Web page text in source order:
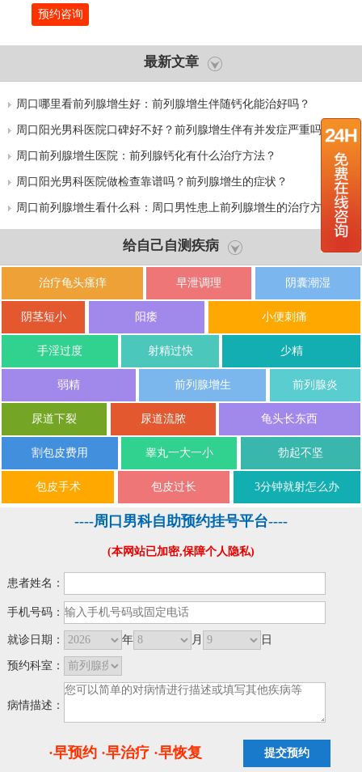
预约咨询
最新文章
周口哪里看前列腺增生好：前列腺增生伴随钙化能治好吗？
周口阳光男科医院口碑好不好？前列腺增生伴有并发症严重吗？
周口前列腺增生医院：前列腺钙化有什么治疗方法？
周口阳光男科医院做检查靠谱吗？前列腺增生的症状？
周口前列腺增生看什么科：周口男性患上前列腺增生的治疗方式有
给自己自测疾病
治疗龟头瘙痒 早泄调理 阴囊潮湿
阴茎短小 阳痿 小便刺痛
手淫过度 射精过快 少精
弱精 前列腺增生 前列腺炎
尿道下裂 尿道流脓 龟头长东西
割包皮费用 睾丸一大一小 勃起不坚
包皮手术 包皮过长 3分钟就射怎么办
----周口男科自助预约挂号平台----
(本网站已加密,保障个人隐私)
患者姓名：
手机号码：
就诊日期： 年 月 日
预约科室：
病情描述：
·早预约 ·早治疗 ·早恢复